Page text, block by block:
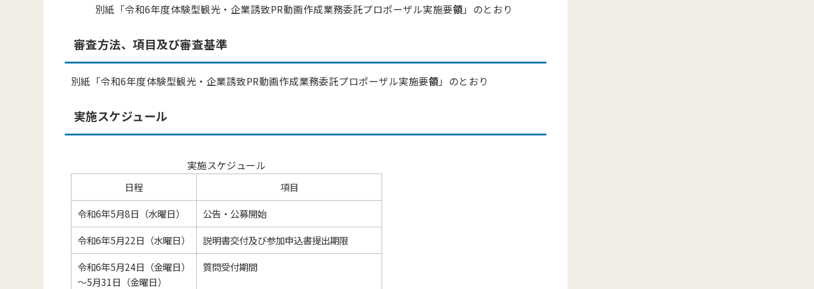
別紙「令和6年度体験型観光・企業誘致PR動画作成業務委託プロポーザル実施要領」のとおり
審査方法、項目及び審査基準
別紙「令和6年度体験型観光・企業誘致PR動画作成業務委託プロポーザル実施要領」のとおり
実施スケジュール
実施スケジュール
日程
項目
令和6年5月8日（水曜日）
公告・公募開始
令和6年5月22日（水曜日）
説明書交付及び参加申込書提出期限
令和6年5月24日（金曜日）
～5月31日（金曜日）
質問受付期間